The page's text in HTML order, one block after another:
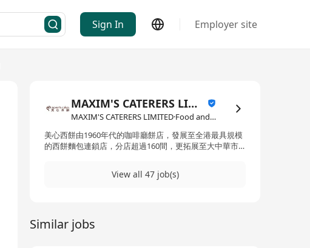
Sign In Employer site
MAXIM'S CATERERS LIMITED
MAXIM'S CATERERS LIMITED·Food and Beverage / Catering
美心西餅由1960年代的咖啡廳餅店，發展至全港最具規模
的西餅麵包連鎖店，分店超過160間，更拓展至大中華市
View all 47 job(s)
Similar jobs